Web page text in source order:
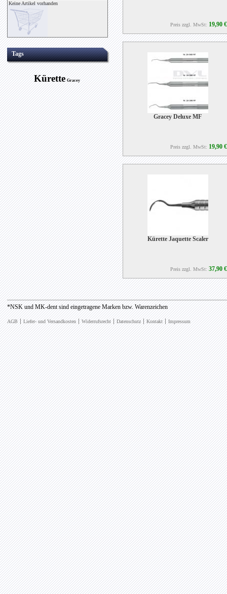
Keine Artikel vorhanden
Tags
Kürette Gracey
Preis zzgl. MwSt: 19,90 €
Gracey Deluxe MF
Preis zzgl. MwSt: 19,90 €
Kürette Jaquette Scaler
Preis zzgl. MwSt: 37,90 €
*NSK und MK-dent sind eingetragene Marken bzw. Warenzeichen
AGB Liefer- und Versandkosten Widerrufsrecht Datenschutz Kontakt Impressum